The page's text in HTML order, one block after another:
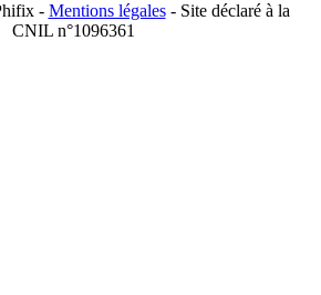
- Mentions légales- Site déclaré à la
CNIL n°1096361